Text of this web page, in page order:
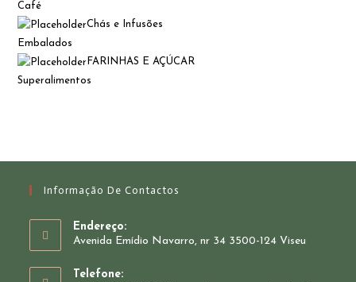
Café
Chás e Infusões
Embalados
FARINHAS E AÇÚCAR
Superalimentos
Informação De Contactos
Endereço:
Avenida Emídio Navarro, nr 34 3500-124 Viseu
Telefone: